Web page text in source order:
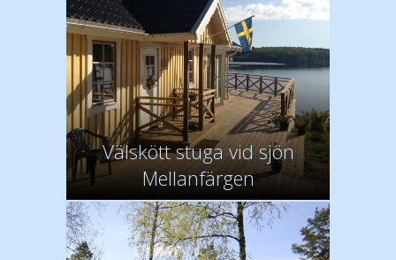
Välskött stuga vid sjön
Mellanfärgen